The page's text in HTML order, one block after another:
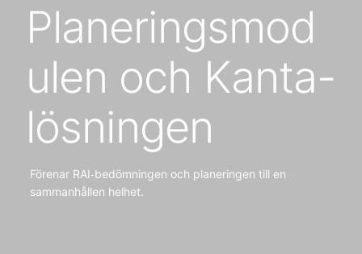
Planeringsmod
ulen och Kanta-
lösningen
Förenar RAI‑bedömningen och planeringen till en
sammanhållen helhet.